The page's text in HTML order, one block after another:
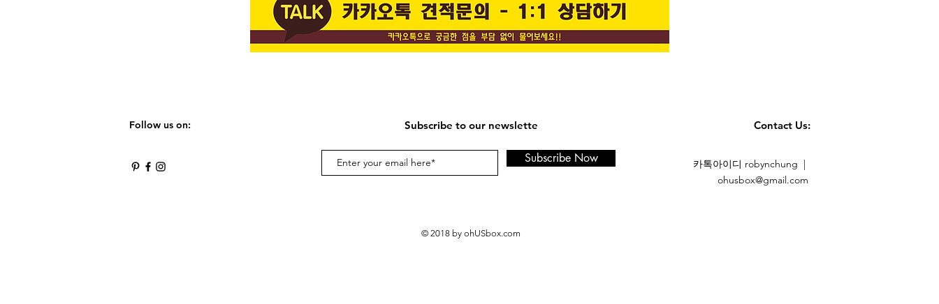
Follow us on: Contact Us:
카톡아이디 robynchung |
ohusbox@gmail.com
Subscribe to our newslette
Subscribe Now
© 2018 by ohUSbox.com